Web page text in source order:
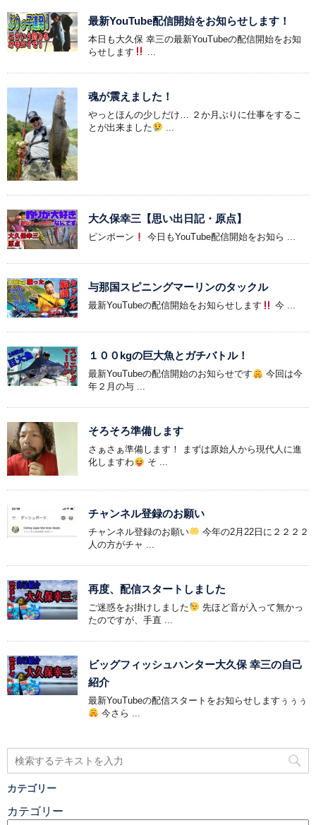
最新YouTube配信開始をお知らせします！
本日も大久保 幸三の最新YouTubeの配信開始をお知
らせします
魂が震えました！
やっとほんの少しだけ… ２か月ぶりに仕事をするこ
とが出来ました
大久保幸三【思い出日記・原点】
ピンポーン 今日もYouTube配信開始をお知ら ...
与那国スピニングマーリンのタックル
最新YouTubeの配信開始をお知らせします 今 ...
１００kgの巨大魚とガチバトル！
最新YouTubeの配信開始のお知らせです
今回は今
年２月の与 ...
そろそろ準備します
さぁさぁ準備します！ まずは原始人から現代人に進
化しますわ
そ ...
チャンネル登録のお願い
チャンネル登録のお願い
今年の2月22日に２２２２
人の方がチャ ...
再度、配信スタートしました
ご迷惑をお掛けしました
先ほど音が入って無かっ
たのですが、手直 ...
ビッグフィッシュハンター大久保 幸三の自己
紹介
最新YouTubeの配信スタートをお知らせしますぅぅぅ
今さら ...
カテゴリー
カテゴリー